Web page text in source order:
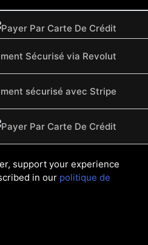
support your experience
in our politique de